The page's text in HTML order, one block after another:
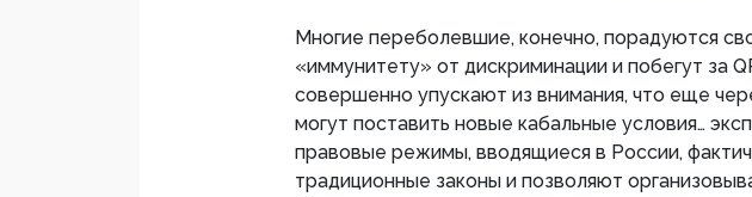
Многие переболевшие, конечно, порадуются
«иммунитету» от дискриминации и побегут за
совершенно упускают из внимания, что еще
могут поставить новые кабальные условия…
правовые режимы, вводящиеся в России,
традиционные законы и позволяют